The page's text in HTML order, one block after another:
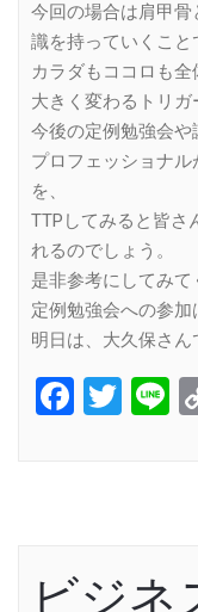
今回の場合は肩甲
識を持っていくこと
カラダもココロも全
大きく変わるトリガ
今後の定例勉強会や
プロフェッショナ
を、
TTPしてみると皆さ
れるのでしょう。
是非参考にしてみて
定例勉強会への参加
明日は、大久保さん
ビジネ